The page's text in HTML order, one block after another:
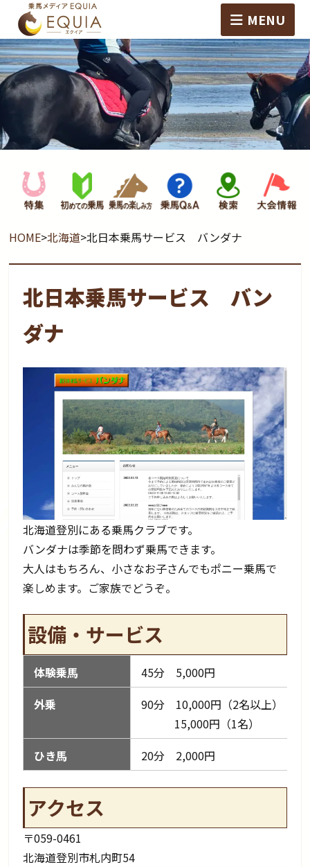
MENU
HOME>北海道>北日本乗馬サービス バンダナ
北日本乗馬サービス バン
ダナ
北海道登別にある乗馬クラブです。
バンダナは季節を問わず乗馬できます。
大人はもちろん、小さなお子さんでもポニー乗馬で
楽しめます。ご家族でどうぞ。
設備・サービス
体験乗馬
45分 5,000円
外乗
90分 10,000円（2名以上）
15,000円（1名）
ひき馬
20分 2,000円
アクセス
〒059-0461
北海道登別市札内町54